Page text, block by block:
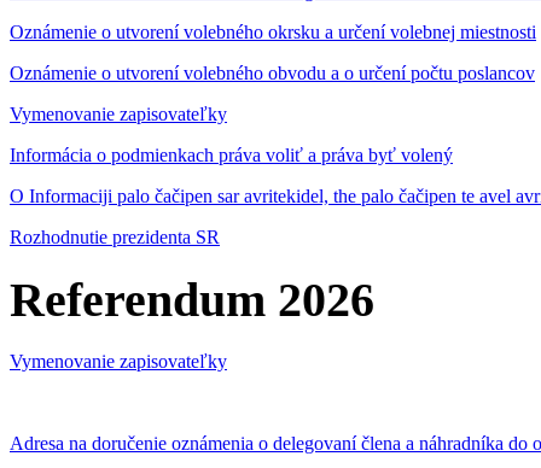
Oznámenie o utvorení volebného okrsku a určení volebnej miestnosti
Oznámenie o utvorení volebného obvodu a o určení počtu poslancov
Vymenovanie zapisovateľky
Informácia o podmienkach práva voliť a práva byť volený
O Informaciji palo čačipen sar avritekidel, the palo čačipen te avel
Rozhodnutie prezidenta SR
Referendum 2026
Vymenovanie zapisovateľky
Adresa na doručenie oznámenia o delegovaní člena a náhradníka